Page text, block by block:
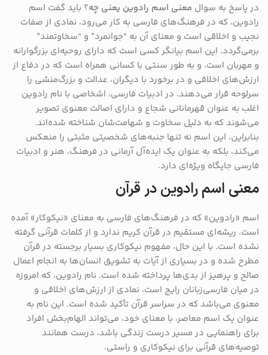
در پاسخ به سوال معنی اسم رادوین یعنی چه؟ باید گفت اسم
رادوین، که در فرهنگ‌های فارسی به کار می‌رود، نمادی از صفات
نجیب و اخلاقی است و معنای آن به “جوانمرد” و “سخاوتمند”
برمی‌گردد. این اسم بیانگر کسی است که دارای روحیه‌ای بزرگوارانه
و مهربان است، و به طور سنتی با کسانی همراه است که در دفاع از
ارزش‌های اخلاقی و در برخورد با دیگران، عدالت و بزرگ‌منشی را
سرلوحه قرار می‌دهند. در ادبیات فارسی، اشخاصی با نام رادوین
اغلب به عنوان قهرمانانی شجاع و دارای اصالت معنوی تصویر
می‌شوند که به دلیل سخاوت و شهامت‌شان شناخته شده‌اند.
بنابراین، این اسم نه تنها جنبه‌های شخصیتی مثبتی را منعکس
می‌کند، بلکه به عنوان یک ایده‌آل آرمانی در فرهنگ، هنر و ادبیات
فارسی جایگاه ویژه‌ای دارد.
معنی اسم رادوین در قرآن
اسم «رادوین» که در فرهنگ‌های فارسی به معنای «نیکوکار» آمده
است، ریشه‌ای مستقیم در قرآن کریم ندارد و از کلمات قرآنی گرفته
نشده است. با این حال، مفهوم نیکوکاری بسیار برجسته در قرآن
مطرح شده و در بسیاری از آیات به تشویق انسان‌ها به انجام اعمال
صالح و پرهیز از بدی‌ها پرداخته شده است. نام رادوین، که امروزه
در میان فارسی‌زبانان رایج است، نمادی از ارزش‌های اخلاقی و
معنوی می‌باشد که در سراسر قرآن تأکید شده است. این نام به
عنوان یک اسم معاصر، با معنای خود، می‌تواند الهام‌بخش افراد
برای راهنمایی در مسیر درست زندگی باشد، درست همانند
توصیه‌های قرآنی برای نیکوکاری و راستی.